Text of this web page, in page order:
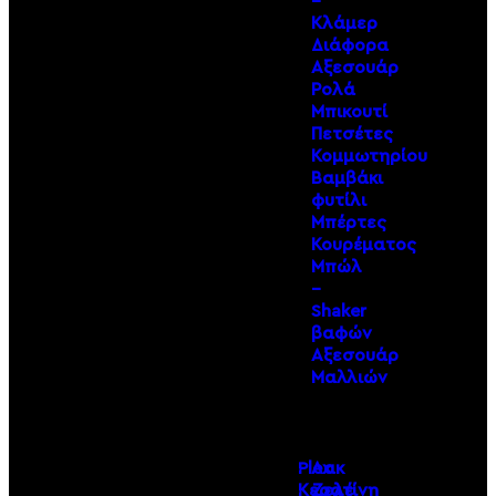
Κλάμερ
Διάφορα
Αξεσουάρ
Ρολά
Μπικουτί
Πετσέτες
Κομμωτηρίου
Βαμβάκι
φυτίλι
Μπέρτες
Κουρέματος
Μπώλ
–
Shaker
βαφών
Αξεσουάρ
Μαλλιών
Plex
Κερατίνη
Λακ
Ζελέ